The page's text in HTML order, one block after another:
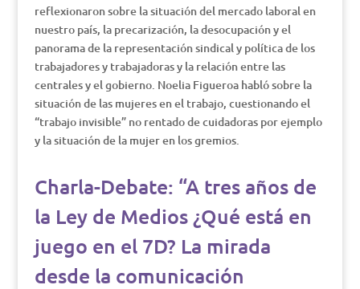
reflexionaron sobre la situación del mercado laboral en
nuestro país, la precarización, la desocupación y el
panorama de la representación sindical y política de los
trabajadores y trabajadoras y la relación entre las
centrales y el gobierno. Noelia Figueroa habló sobre la
situación de las mujeres en el trabajo, cuestionando el
“trabajo invisible” no rentado de cuidadoras por ejemplo
y la situación de la mujer en los gremios.
Charla-Debate: “A tres años de
la Ley de Medios ¿Qué está en
juego en el 7D? La mirada
desde la comunicación